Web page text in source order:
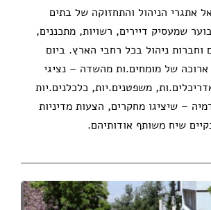
אתגרי הניהול והתחזוקה של בתים
שמעסיק דיירים, רשויות, מתכננים,
וחברות ניהול בכל רחבי הארץ. ביום
ארוכה של מומחים.ות מהשדה – נציגי
משפטנים.יות, כלכלנים.יות
– שיציגו מחקרים, הצעות מדיניות
שיח משותף אודותיהם.